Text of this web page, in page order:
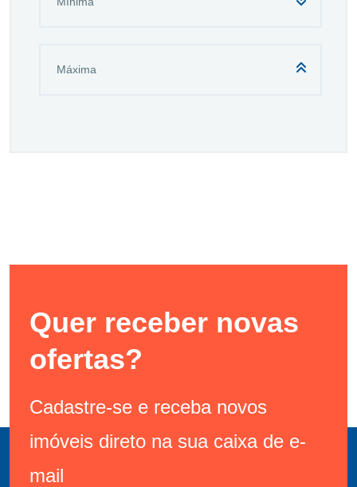
Quer receber novas
ofertas?
Cadastre-se e receba novos
imóveis direto na sua caixa de e-
mail